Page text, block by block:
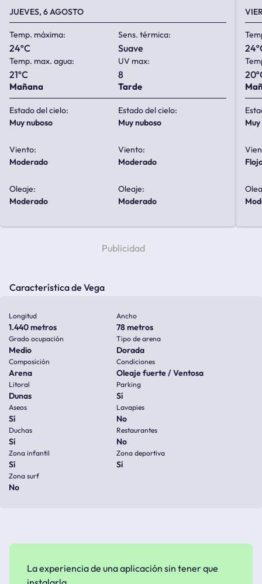
JUEVES, 6 AGOSTO
Temp. máxima:
24ºC
Sens. térmica:
suave
Temp. max. agua:
21ºC
UV max:
8
Mañana
Estado del cielo:
muy nuboso
Viento:
moderado
Oleaje:
moderado
Tarde
Estado del cielo:
muy nuboso
Viento:
moderado
Oleaje:
moderado
Característica de Vega
Longitud
1.440 metros
Ancho
78 metros
Grado ocupación
Medio
Tipo de arena
Dorada
Composición
Arena
Condiciones
Oleaje fuerte / Ventosa
Litoral
Dunas
Parking
Sí
Aseos
Sí
Lavapies
No
Duchas
Sí
Restaurantes
No
Zona infantil
Sí
Zona deportiva
Sí
Zona surf
No
La experiencia de una aplicación sin tener que